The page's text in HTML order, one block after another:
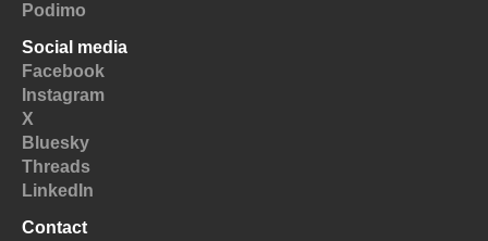
Podimo
Social media
Facebook
Instagram
X
Bluesky
Threads
LinkedIn
Contact